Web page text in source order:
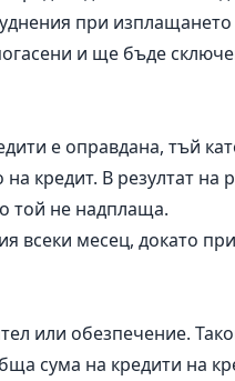
при изплащането
и ще бъде
е оправдана, тъй
кредит. В резултат на
той не надплаща.
всеки месец, докато
или обезпечение.
сума на кредити на